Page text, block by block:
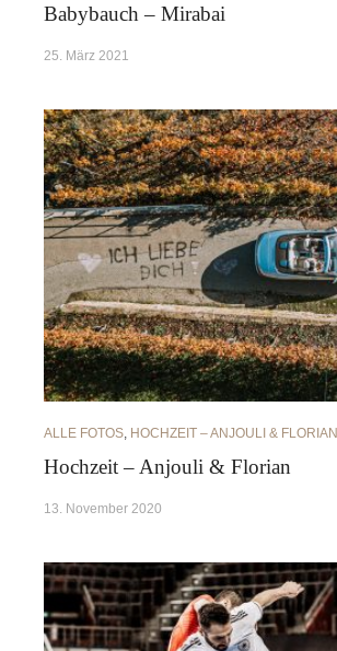
Babybauch – Mirabai
25. März 2021
ALLE FOTOS, HOCHZEIT – ANJOULI & FLORIAN
Hochzeit – Anjouli & Florian
13. November 2020